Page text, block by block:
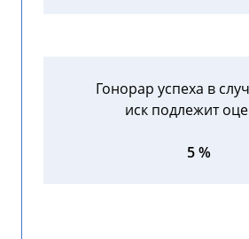
Гонорар успеха в
иск подлежит
5 %